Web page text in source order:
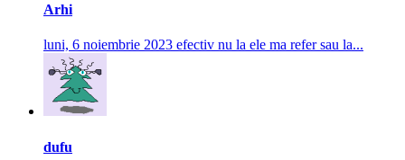
Arhi
luni, 6 noiembrie 2023 efectiv nu la ele ma refer sau la...
dufu